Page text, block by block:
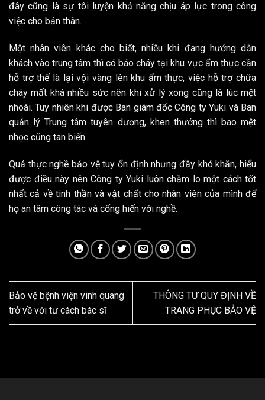
đây cũng là sự tôi luyện khả năng chịu áp lực trong công
việc cho bản thân.
Một nhân viên khác cho biết, nhiều khi đang hướng dẫn
khách vào trung tâm thì có báo cháy tại khu vực ẩm thực cần
hỗ trợ thế là lại vội vàng lên khu ẩm thực, việc hỗ trợ chữa
cháy mất khá nhiều sức nên khi xử lý xong cũng là lúc mệt
nhoài. Tuy nhiên khi được Ban giám đốc Công ty Yuki và Ban
quản lý Trung tâm tuyên dương, khen thưởng thì bao mệt
nhọc cũng tan biến.
Quả thực nghề bảo vệ tuy ổn định nhưng đầy khó khăn, hiểu
được điều này nên Công ty Yuki luôn chăm lo một cách tốt
nhất cả về tinh thần và vật chất cho nhân viên của mình để
họ an tâm công tác và cống hiến với nghề.
Bảo vệ bệnh viện vinh quang
trở về với tư cách bác sĩ
THÔNG TƯ QUY ĐỊNH VỀ
TRANG PHỤC BẢO VỆ